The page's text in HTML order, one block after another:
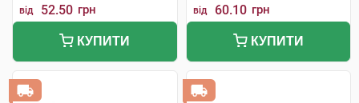
від 52.50 грн
КУПИТИ
від 60.10 грн
КУПИТИ